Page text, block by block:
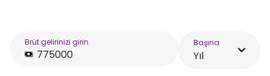
Brüt gelirinizi girin Başına
Yıl